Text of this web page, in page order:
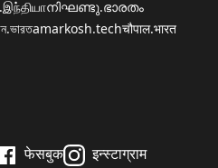
നിഘണ്ടു.ഭാരതം
amarkosh.techचौपाल.भारत
फेसबुक इन्स्टाग्राम